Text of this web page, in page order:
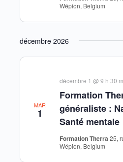
Wépion, Belgium
décembre 2026
MAR
1
Formation
généraliste :
Santé mentale
décembre 1 @ 9 h 30
Formation Therra 25,
Wépion, Belgium